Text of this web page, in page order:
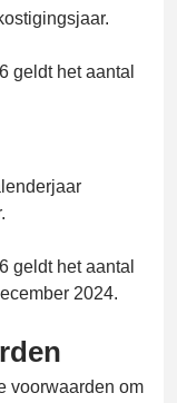
geldt het aantal
geldt het aantal
2024.
voorwaarden om